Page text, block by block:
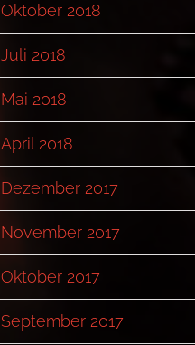
Oktober 2018
Juli 2018
Mai 2018
April 2018
Dezember 2017
November 2017
Oktober 2017
September 2017